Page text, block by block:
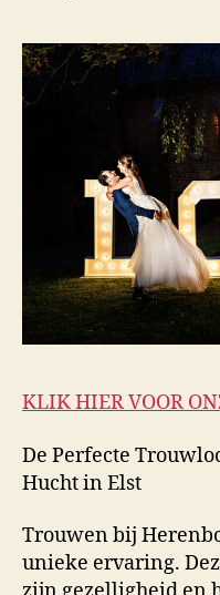
KLIK HIER VOOR
De Perfecte
Hucht in Elst
Trouwen bij
unieke ervaring.